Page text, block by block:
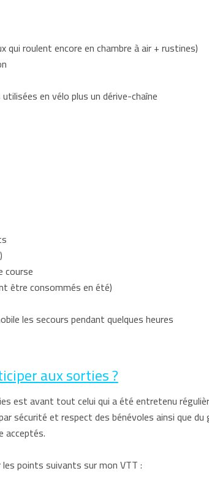
qui roulent encore en chambre à air + rustines)
en vélo plus un dérive-chaîne
course
être consommés en été)
les secours pendant quelques heures
aux sorties ?
est avant tout celui qui a été entretenu
sécurité et respect des bénévoles ainsi que
acceptés.
points suivants sur mon VTT :